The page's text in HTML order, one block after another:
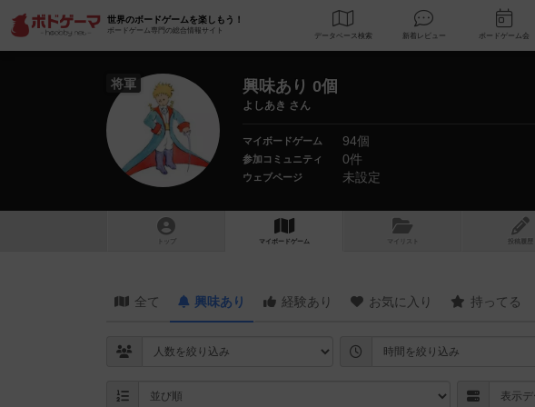
世界のボードゲームを楽しもう！
ボードゲーム専門の総合情報サイト
データベース 検索 新着レビュー
将軍 興味あり 0個
よしあき さん
マイボードゲーム 94個
参加コミュニティ 0件
ウェブページ 未設定
トップ マイボードゲーム マイリスト 投稿履歴
全て 興味あり 経験あり お気に入り 持ってる